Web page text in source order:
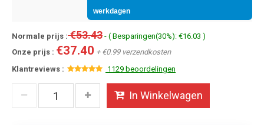
werkdagen
Normale prijs :€53.43 - ( Besparingen(30%): €16.03 )
Onze prijs : €37.40 + €0.99 verzendkosten
Klantreviews :
1129 beoordelingen
In Winkelwagen